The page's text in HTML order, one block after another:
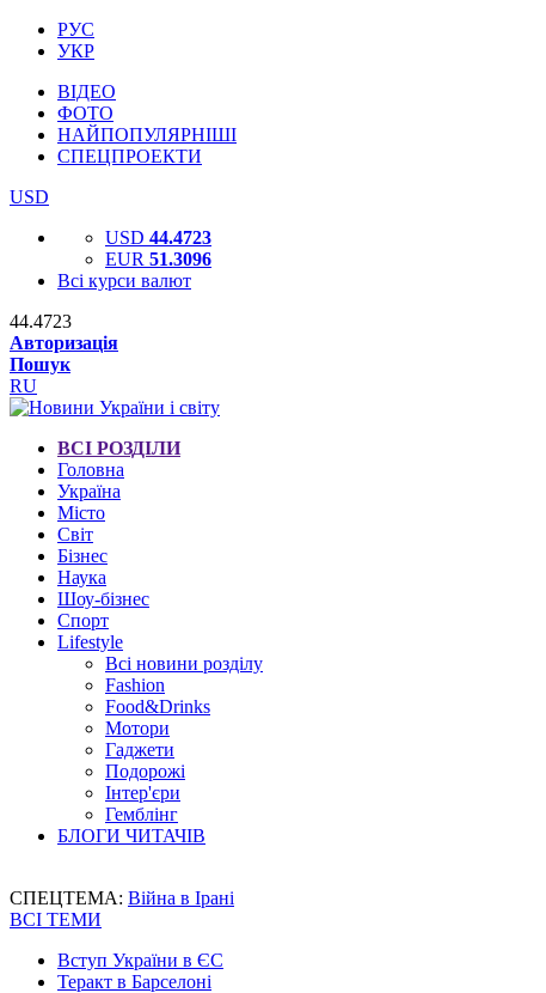
РУС
УКР
ВІДЕО
ФОТО
НАЙПОПУЛЯРНІШІ
СПЕЦПРОЕКТИ
USD
USD 44.4723
EUR 51.3096
Всі курси валют
44.4723
Авторизація
Пошук
RU
ВСІ РОЗДІЛИ
Головна
Україна
Місто
Світ
Бізнес
Наука
Шоу-бізнес
Спорт
Lifestyle
Всі новини розділу
Fashion
Food&Drinks
Мотори
Гаджети
Подорожі
Інтер'єри
Гемблінг
БЛОГИ ЧИТАЧІВ
СПЕЦТЕМА: Війна в Ірані
ВСІ ТЕМИ
Вступ України в ЄС
Теракт в Барселоні